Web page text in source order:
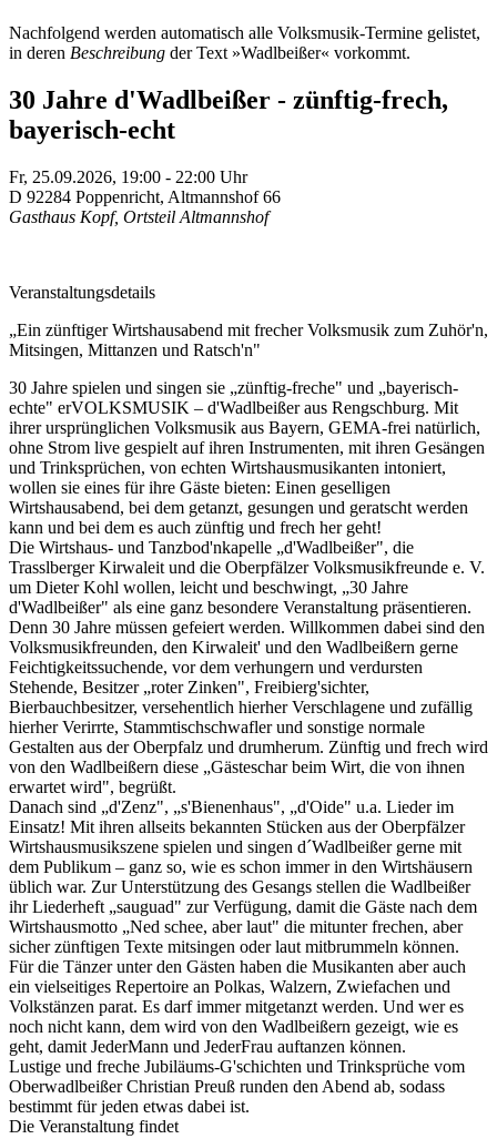
Nachfolgend werden automatisch alle Volksmusik-Termine gelistet,
in deren Beschreibung der Text »Wadlbeißer« vorkommt.
30 Jahre d'Wadlbeißer - zünftig-frech,
bayerisch-echt
Fr, 25.09.2026, 19:00 - 22:00 Uhr
D 92284 Poppenricht, Altmannshof 66
Gasthaus Kopf, Ortsteil Altmannshof
Veranstaltungsdetails
„Ein zünftiger Wirtshausabend mit frecher Volksmusik zum Zuhör'n,
Mitsingen, Mittanzen und Ratsch'n"
30 Jahre spielen und singen sie „zünftig-freche" und „bayerisch-
echte" erVOLKSMUSIK – d'Wadlbeißer aus Rengschburg. Mit
ihrer ursprünglichen Volksmusik aus Bayern, GEMA-frei natürlich,
ohne Strom live gespielt auf ihren Instrumenten, mit ihren Gesängen
und Trinksprüchen, von echten Wirtshausmusikanten intoniert,
wollen sie eines für ihre Gäste bieten: Einen geselligen
Wirtshausabend, bei dem getanzt, gesungen und geratscht werden
kann und bei dem es auch zünftig und frech her geht!
Die Wirtshaus- und Tanzbod'nkapelle „d'Wadlbeißer", die
Trasslberger Kirwaleit und die Oberpfälzer Volksmusikfreunde e. V.
um Dieter Kohl wollen, leicht und beschwingt, „30 Jahre
d'Wadlbeißer" als eine ganz besondere Veranstaltung präsentieren.
Denn 30 Jahre müssen gefeiert werden. Willkommen dabei sind den
Volksmusikfreunden, den Kirwaleit' und den Wadlbeißern gerne
Feichtigkeitssuchende, vor dem verhungern und verdursten
Stehende, Besitzer „roter Zinken", Freibierg'sichter,
Bierbauchbesitzer, versehentlich hierher Verschlagene und zufällig
hierher Verirrte, Stammtischschwafler und sonstige normale
Gestalten aus der Oberpfalz und drumherum. Zünftig und frech wird
von den Wadlbeißern diese „Gästeschar beim Wirt, die von ihnen
erwartet wird", begrüßt.
Danach sind „d'Zenz", „s'Bienenhaus", „d'Oide" u.a. Lieder im
Einsatz! Mit ihren allseits bekannten Stücken aus der Oberpfälzer
Wirtshausmusikszene spielen und singen d´Wadlbeißer gerne mit
dem Publikum – ganz so, wie es schon immer in den Wirtshäusern
üblich war. Zur Unterstützung des Gesangs stellen die Wadlbeißer
ihr Liederheft „sauguad" zur Verfügung, damit die Gäste nach dem
Wirtshausmotto „Ned schee, aber laut" die mitunter frechen, aber
sicher zünftigen Texte mitsingen oder laut mitbrummeln können.
Für die Tänzer unter den Gästen haben die Musikanten aber auch
ein vielseitiges Repertoire an Polkas, Walzern, Zwiefachen und
Volkstänzen parat. Es darf immer mitgetanzt werden. Und wer es
noch nicht kann, dem wird von den Wadlbeißern gezeigt, wie es
geht, damit JederMann und JederFrau auftanzen können.
Lustige und freche Jubiläums-G'schichten und Trinksprüche vom
Oberwadlbeißer Christian Preuß runden den Abend ab, sodass
bestimmt für jeden etwas dabei ist.
Die Veranstaltung findet